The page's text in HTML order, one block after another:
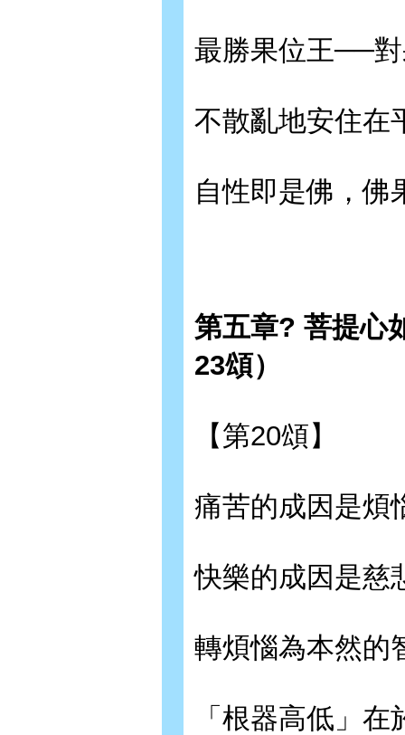
最勝果位王──
不散亂地安住在
自性即是佛，佛
第五章? 菩提心
23頌）
【第20頌】
痛苦的成因是煩
快樂的成因是慈
轉煩惱為本然的
「根器高低」